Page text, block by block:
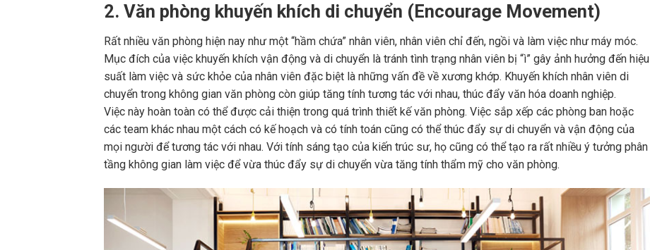
2. Văn phòng khuyến khích di chuyển (Encourage Movement)
Rất nhiều văn phòng hiện nay như một “hầm chứa” nhân viên, nhân viên chỉ đến, ngồi và làm việc như máy móc.
Mục đích của việc khuyến khích vận động và di chuyển là tránh tình trạng nhân viên bị “ì” gây ảnh hưởng đến hiệu
suất làm việc và sức khỏe của nhân viên đặc biệt là những vấn đề về xương khớp. Khuyến khích nhân viên di
chuyển trong không gian văn phòng còn giúp tăng tính tương tác với nhau, thúc đẩy văn hóa doanh nghiệp.
Việc này hoàn toàn có thể được cải thiện trong quá trình thiết kế văn phòng. Việc sắp xếp các phòng ban hoặc
các team khác nhau một cách có kế hoạch và có tính toán cũng có thể thúc đẩy sự di chuyển và vận động của
mọi người để tương tác với nhau. Với tính sáng tạo của kiến trúc sư, họ cũng có thể tạo ra rất nhiều ý tưởng phân
tầng không gian làm việc để vừa thúc đẩy sự di chuyển vừa tăng tính thẩm mỹ cho văn phòng.